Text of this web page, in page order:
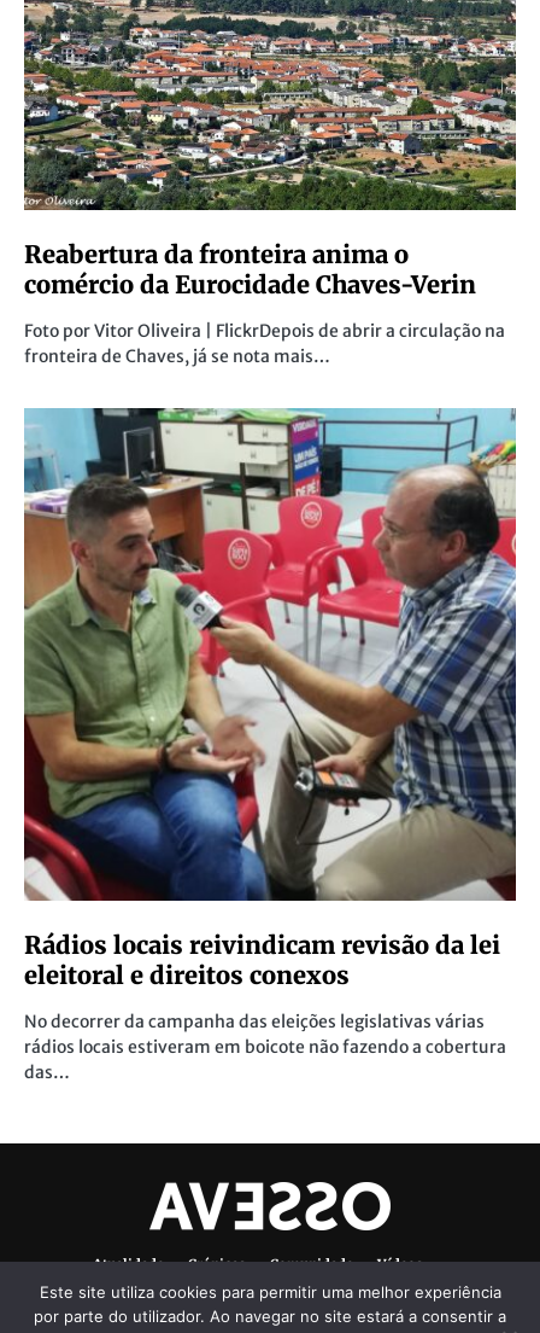
Reabertura da fronteira anima o
comércio da Eurocidade Chaves-Verin
Foto por Vitor Oliveira | FlickrDepois de abrir a circulação na
fronteira de Chaves, já se nota mais…
Rádios locais reivindicam revisão da lei
eleitoral e direitos conexos
No decorrer da campanha das eleições legislativas várias
rádios locais estiveram em boicote não fazendo a cobertura
das…
Atualidade Crónicas Comunidade
Vídeos
Denúncias Ambientais
Ficha Técnica
Este site utiliza cookies para permitir uma melhor experiência
por parte do utilizador. Ao navegar no site estará a consentir a